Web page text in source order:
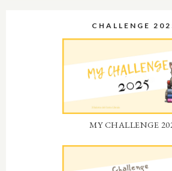
CHALLENGE
MY CHALLENGE